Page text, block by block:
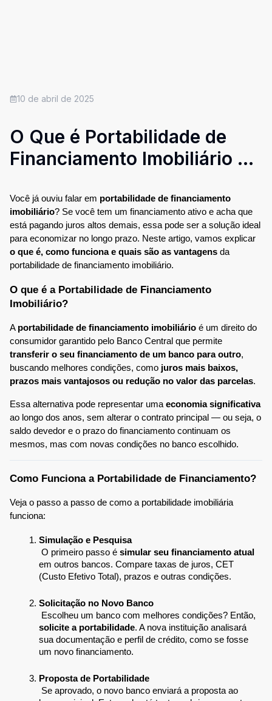
10 de abril de 2025
O Que é Portabilidade de
Financiamento Imobiliário e
Você já ouviu falar em portabilidade de financiamento
imobiliário? Se você tem um financiamento ativo e acha que
está pagando juros altos demais, essa pode ser a solução ideal
o que é, como funciona e quais são as vantagens da
portabilidade de financiamento imobiliário.
O que é a Portabilidade de Financiamento
Imobiliário?
A portabilidade de financiamento imobiliário é um direito do
transferir o seu financiamento de um banco para outro,
buscando melhores condições, como juros mais baixos,
prazos mais vantajosos ou redução no valor das parcelas.
Essa alternativa pode representar uma economia significativa
ao longo dos anos, sem alterar o contrato principal — ou seja, o
saldo devedor e o prazo do financiamento continuam os
mesmos, mas com novas condições no banco escolhido.
Como Funciona a Portabilidade de Financiamento?
Veja o passo a passo de como a portabilidade imobiliária
funciona:
Simulação e Pesquisa
O primeiro passo é simular seu financiamento atual
em outros bancos. Compare taxas de juros, CET
(Custo Efetivo Total), prazos e outras condições.
Solicitação no Novo Banco
solicite a portabilidade. A nova instituição analisará
sua documentação e perfil de crédito, como se fosse
um novo financiamento.
Proposta de Portabilidade